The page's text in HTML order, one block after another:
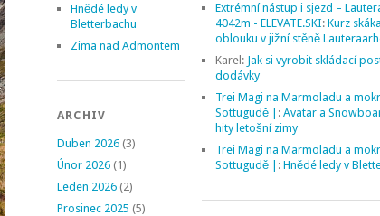
Hnědé ledy v
Bletterbachu
Zima nad Admontem
ARCHIV
Duben 2026(3)
Únor 2026(1)
Leden 2026(2)
Prosinec 2025 (5)
Extrémní nástup i sjezd –
4042m - ELEVATE.SKI: Kurz
oblouku v jižní stěně
Karel : Jak si vyrobit skládací
dodávky
Trei Magi na Marmoladu a
Sottugudě | : Avatar a
hity letošní zimy
Trei Magi na Marmoladu a
Sottugudě | : Hnědé ledy v